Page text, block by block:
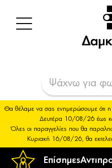
Επίσημες
Θα θέλαμε να σας ενημερώσουμε ότι η
Δευτέρα 10/08/26 έως
Όλες οι παραγγελίες που θα
Κυριακή 16/08/26, θα